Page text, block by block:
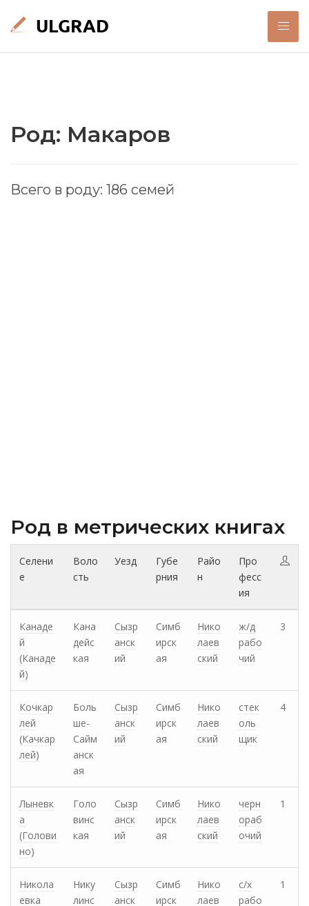
Род: Макаров
Всего в роду: 186 семей
Род в метрических книгах
Селени
е
Воло
сть
Уезд
Губе
рния
Райо
н
Про
фесс
ия
Канаде
й
(Канаде
й)
Кана
дейс
кая
Сызр
анск
ий
Симб
ирск
ая
Нико
лаев
ский
ж/д
рабо
чий
3
Кочкар
лей
(Качкар
лей)
Боль
ше-
Сайм
анск
ая
Сызр
анск
ий
Симб
ирск
ая
Нико
лаев
ский
стек
оль
щик
4
Лыневк
а
(Голови
но)
Голо
винс
кая
Сызр
анск
ий
Симб
ирск
ая
Нико
лаев
ский
черн
ораб
очий
1
Никола
евка
Нику
линс
Сызр
анск
Симб
ирск
Нико
лаев
с/х
рабо
1